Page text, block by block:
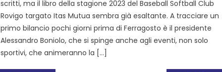
scritti, ma il libro della stagione 2023 del Baseball Softball Club
Rovigo targato Itas Mutua sembra già esaltante. A tracciare un
primo bilancio pochi giorni prima di Ferragosto è il presidente
Alessandro Boniolo, che si spinge anche agli eventi, non solo
sportivi, che animeranno la […]